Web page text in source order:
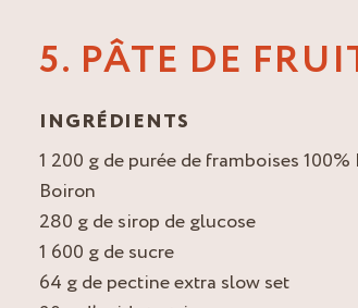
5. PÂTE DE
INGRÉDIENTS
1 200 g de purée de framboises 100%
Boiron
280 g de sirop de glucose
1 600 g de sucre
64 g de pectine extra slow set